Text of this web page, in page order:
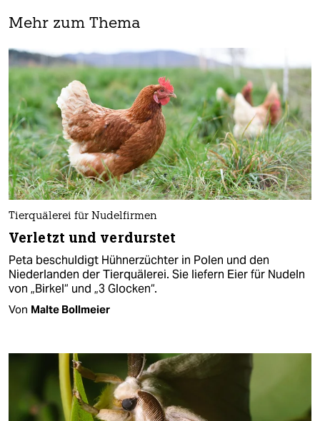
Mehr zum Thema
Tierquälerei für Nudelfirmen
Verletzt und verdurstet
Peta beschuldigt Hühnerzüchter in Polen und den
Niederlanden der Tierquälerei. Sie liefern Eier für Nudeln
von „Birkel“ und „3 Glocken“.
Von Malte Bollmeier